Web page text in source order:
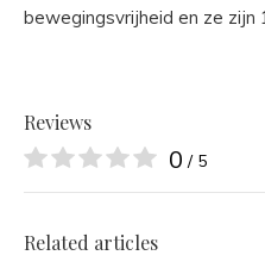
bewegingsvrijheid en ze zijn
Reviews
0 / 5
Related articles